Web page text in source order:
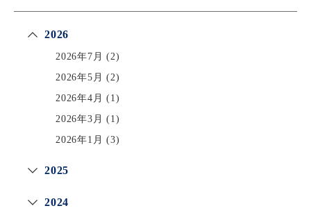
2026
2026年7月 (2)
2026年5月 (2)
2026年4月 (1)
2026年3月 (1)
2026年1月 (3)
2025
2024